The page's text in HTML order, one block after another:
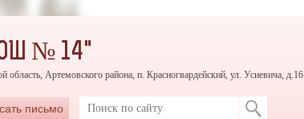
№ 14"
область, Артемовского района, п. Красногвардейский, ул. Усиевича, д.16
письмо